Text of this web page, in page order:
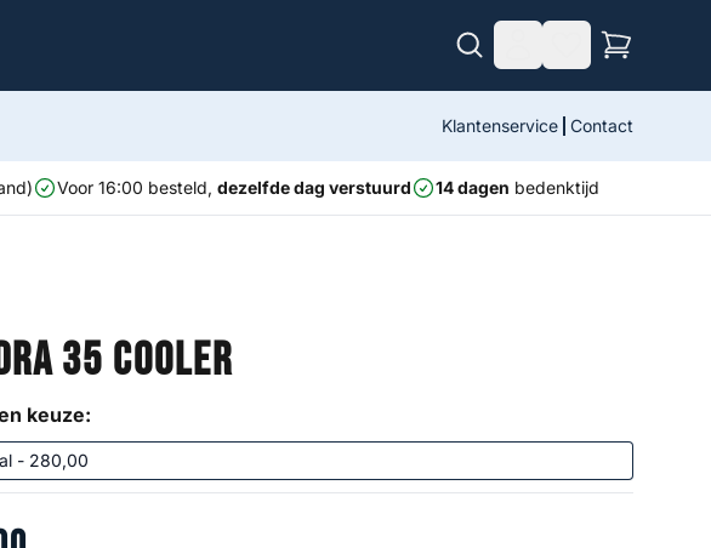
Klantenservice Contact
Voor 16:00 besteld, dezelfde dag verstuurd 14 dagen bedenktijd
35 Cooler
keuze: